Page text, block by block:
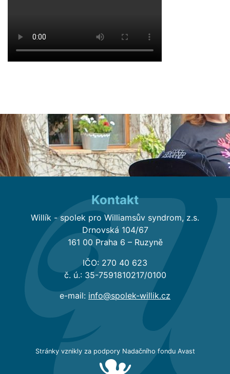
Kontakt
Willík - spolek pro Williamsův syndrom, z.s.
Drnovská 104/67
161 00 Praha 6 – Ruzyně
IČO: 270 40 623
č. ú.: 35-7591810217/0100
e-mail: info@spolek-willik.cz
Stránky vznikly za podpory Nadačního fondu Avast